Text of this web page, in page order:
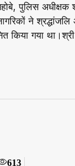
पुलिस अधीक्षक
ने
किया गया
613